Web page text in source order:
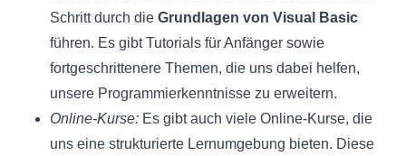
Schritt durch die Grundlagen von Visual Basic
führen. Es gibt Tutorials für Anfänger sowie
fortgeschrittenere Themen, die uns dabei helfen,
unsere Programmierkenntnisse zu erweitern.
Online-Kurse: Es gibt auch viele Online-Kurse, die
uns eine strukturierte Lernumgebung bieten. Diese